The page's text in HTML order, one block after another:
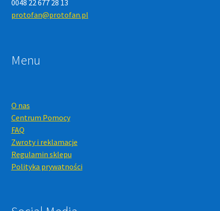
0048 22 677 28 13
protofan@protofan.pl
Menu
O nas
Centrum Pomocy
FAQ
Zwroty i reklamacje
Regulamin sklepu
Polityka prywatności